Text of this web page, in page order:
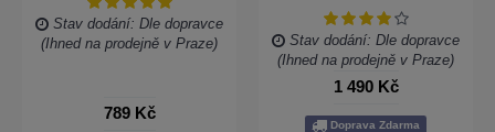
Stav dodání: Dle dopravce
(Ihned na prodejně v Praze)
789 Kč
Stav dodání: Dle dopravce
(Ihned na prodejně v Praze)
1 490 Kč
Doprava Zdarma